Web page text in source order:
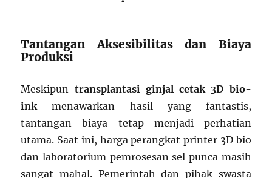
Tantangan Aksesibilitas dan Biaya
Produksi
Meskipun transplantasi ginjal cetak 3D bio-
ink menawarkan hasil yang fantastis,
tantangan biaya tetap menjadi perhatian
utama. Saat ini, harga perangkat printer 3D bio
dan laboratorium pemrosesan sel punca masih
sangat mahal. Pemerintah dan pihak swasta